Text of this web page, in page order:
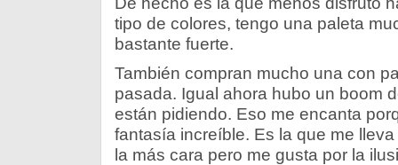
tipo de colores, tengo una paleta
bastante fuerte.
También compran mucho una con
pasada. Igual ahora hubo un boom
están pidiendo. Eso me encanta
fantasía increíble. Es la que me
la más cara pero me gusta por la